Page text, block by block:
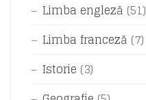
Limba engleză (51)
Limba franceză (7)
Istorie (3)